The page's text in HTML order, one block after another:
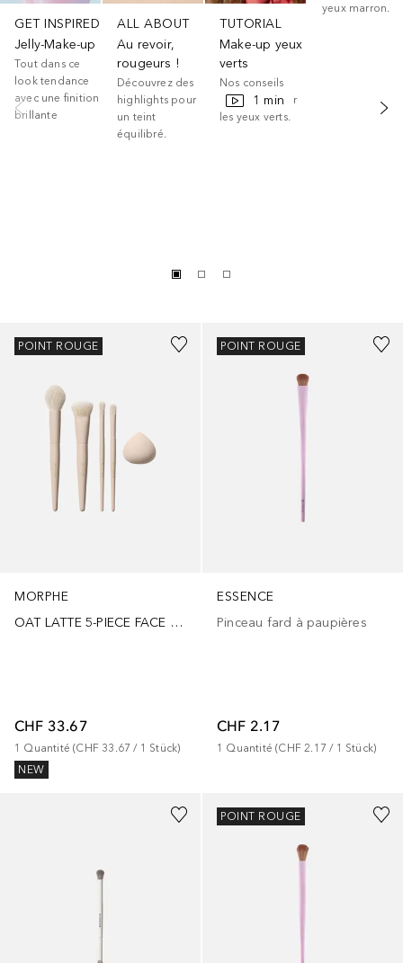
GET INSPIRED
Jelly-Make-up
Tout dans ce
look tendance
avec une finition
brillante
ALL ABOUT
Au revoir,
rougeurs !
Découvrez des
highlights pour
un teint
équilibré.
1 min
TUTORIAL
Make-up yeux
verts
Nos conseils
pour maquiller
les yeux verts.
yeux marron.
MORPHE
OAT LATTE 5-PIECE FACE & EYE BRUSH SET
CHF 33.67
1 Quantité (CHF 33.67 / 1 Stück)
NEW
POINT ROUGE
ESSENCE
Pinceau fard à paupières
CHF 2.17
1 Quantité (CHF 2.17 / 1 Stück)
POINT ROUGE
POINT ROUGE